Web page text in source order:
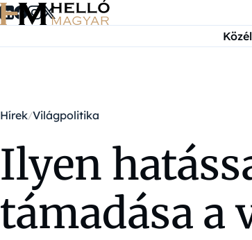
Ugrás a tartalomra
Hírek Világpolitika
Ilyen
támadása a